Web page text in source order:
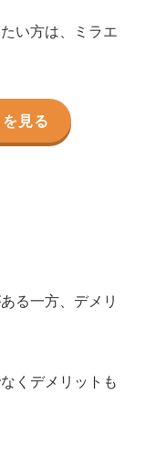
い方は、ミラエ
見る
る一方、デメリ
くデメリットも